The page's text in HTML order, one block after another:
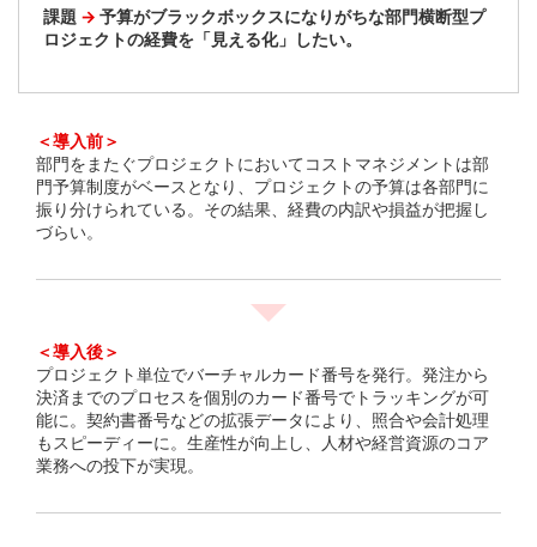
課題 → 予算がブラックボックスになりがちな部門横断型プ
ロジェクトの経費を「見える化」したい。
＜導入前＞
部門をまたぐプロジェクトにおいてコストマネジメントは部
門予算制度がベースとなり、プロジェクトの予算は各部門に
振り分けられている。その結果、経費の内訳や損益が把握し
づらい。
＜導入後＞
プロジェクト単位でバーチャルカード番号を発行。発注から
決済までのプロセスを個別のカード番号でトラッキングが可
能に。契約書番号などの拡張データにより、照合や会計処理
もスピーディーに。生産性が向上し、人材や経営資源のコア
業務への投下が実現。